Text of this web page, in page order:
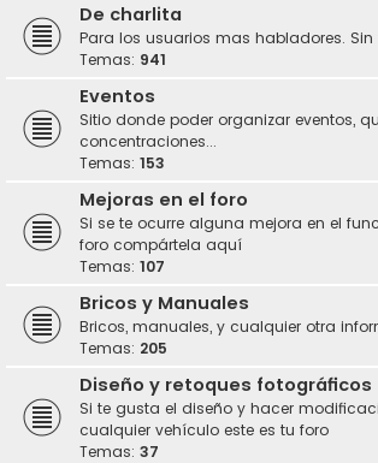
De charlita
Para los usuarios mas habladores.
Temas: 941
Eventos
Sitio donde poder organizar eventos,
concentraciones...
Temas: 153
Mejoras en el foro
Si se te ocurre alguna mejora en el
foro compártela aquí
Temas: 107
Bricos y Manuales
Bricos, manuales, y cualquier otra
Temas: 205
Diseño y retoques fotográficos
Si te gusta el diseño y hacer
cualquier vehículo este es tu foro
Temas: 37